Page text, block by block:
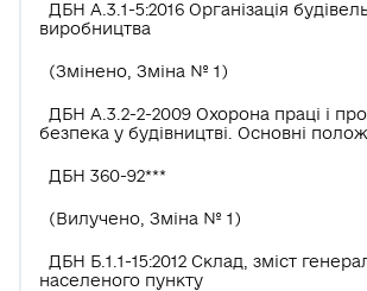
ДБН А.3.1-5:2016 Організація
виробництва
(Змінено, Зміна № 1)
ДБН А.3.2-2-2009 Охорона праці і
безпека у будівництві. Основні
ДБН 360-92***
(Вилучено, Зміна № 1)
ДБН Б.1.1-15:2012 Склад, зміст
населеного пункту